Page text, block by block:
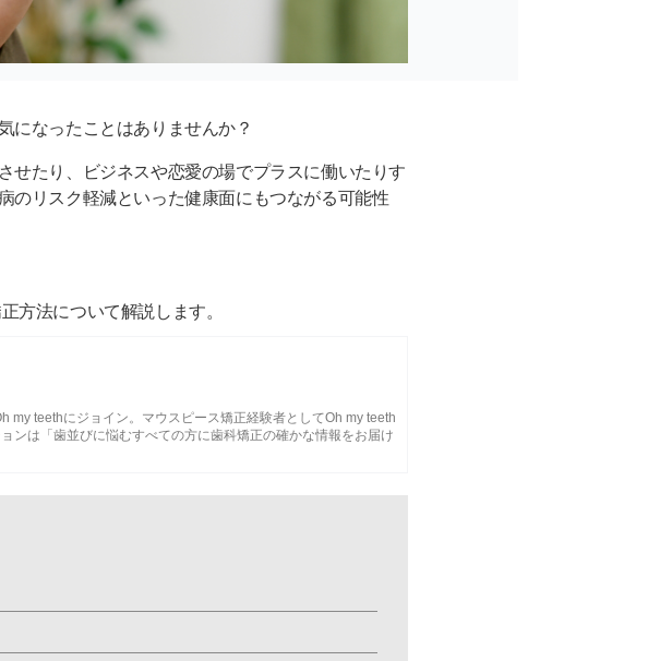
になったことはありませんか？
せたり、ビジネスや恋愛の場でプラスに働いたりす
のリスク軽減といった健康面にもつながる可能性
方法について解説します。
my teethにジョイン。マウスピース矯正経験者としてOh my teeth
ンは「歯並びに悩むすべての方に歯科矯正の確かな情報をお届け